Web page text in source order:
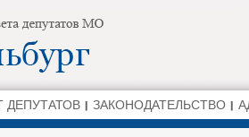
ДЕПУТАТОВ ЗАКОНОДАТЕЛЬСТВО